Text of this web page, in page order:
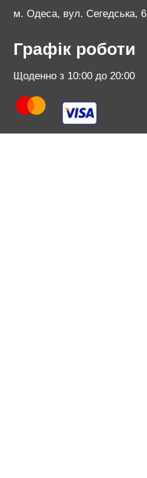
м. Одеса, вул. Сегедська, 6
Графік роботи
Щоденно з 10:00 до 20:00